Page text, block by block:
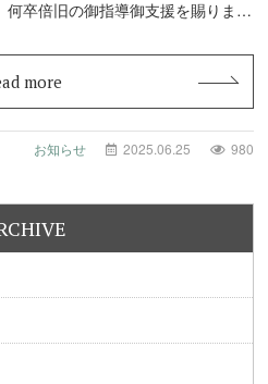
卒倍旧の御指導御支援を賜ります
more
お知らせ 2025.06.25 980